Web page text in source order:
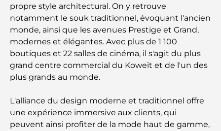
Les 10 pays les plus riches du monde
Activités à faire avec des enfants à Dubaï : un
guide complet pour les familles
Les meilleurs complexes hôteliers balnéaires de
Dubaï pour une escapade de luxe
Lieux romantiques à Dubaï pour des moments
inoubliables
propre style architectural. On y retrouve
notamment le souk traditionnel, évoquant l'ancien
monde, ainsi que les avenues Prestige et Grand,
modernes et élégantes. Avec plus de 1 100
boutiques et 22 salles de cinéma, il s'agit du plus
grand centre commercial du Koweït et de l'un des
plus grands au monde.
L'alliance du design moderne et traditionnel offre
une expérience immersive aux clients, qui
peuvent ainsi profiter de la mode haut de gamme,